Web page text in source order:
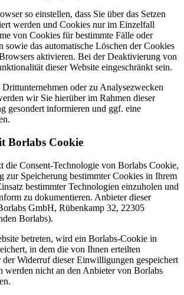
so einstellen, dass Sie über das Setzen
werden und Cookies nur im Einzelfall
von Cookies für bestimmte Fälle oder
sowie das automatische Löschen der Cookies
aktivieren. Bei der Deaktivierung von
dieser Website eingeschränkt sein.
oder zu Analysezwecken
wir Sie hierüber im Rahmen dieser
gesondert informieren und ggf. eine
Borlabs Cookie
die Consent-Technologie von Borlabs Cookie,
zur Speicherung bestimmter Cookies in Ihrem
bestimmter Technologien einzuholen und
zu dokumentieren. Anbieter dieser
GmbH, Rübenkamp 32, 22305
Borlabs).
betreten, wird ein Borlabs-Cookie in
in dem die von Ihnen erteilten
Widerruf dieser Einwilligungen gespeichert
werden nicht an den Anbieter von Borlabs